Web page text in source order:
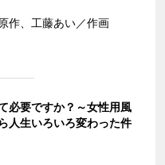
作、工藤あい／作画
必要ですか？～女性用風
人生いろいろ変わった件